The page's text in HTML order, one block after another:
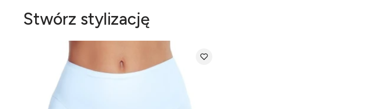
Stwórz stylizację